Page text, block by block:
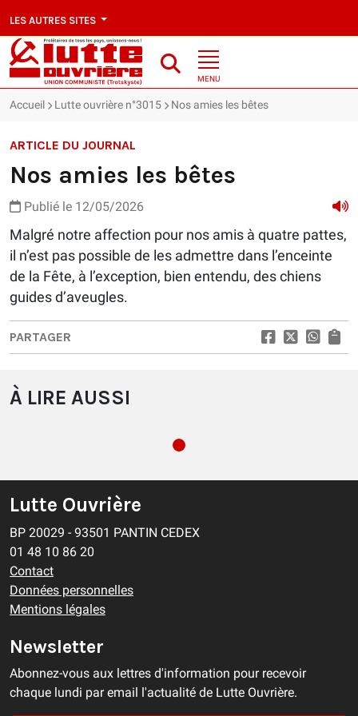
LES AUTRES SITES
MENU
Accueil Lutte ouvrière n°3015 Nos amies les bêtes
ARTICLE DU JOURNAL
Nos amies les bêtes
Publié le 12/05/2026
Malgré notre affection pour nos amis à quatre pattes,
il n’est pas possible de les admettre dans l’enceinte
de la Fête, à l’exception, bien entendu, des chiens
guides d’aveugles.
PARTAGER
À LIRE AUSSI
Lutte Ouvrière
BP 20029 - 93501 PANTIN CEDEX
01 48 10 86 20
Contact
Données personnelles
Mentions légales
Newsletter
Abonnez-vous aux lettres d'information pour recevoir
chaque lundi par email l'actualité de Lutte Ouvrière.